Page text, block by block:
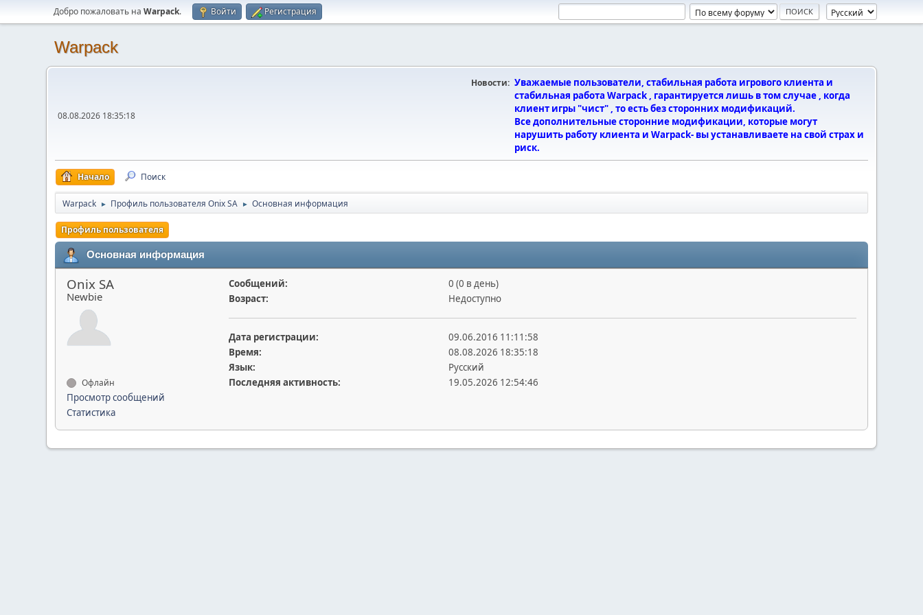
Добро пожаловать наWarpack. Войти Регистрация
Warpack
08.08.2026 18:35:18
Новости: Уважаемые пользователи, стабильная работа игрового клиента и
стабильная работа Warpack , гарантируется лишь в том случае , когда
клиент игры "чист" , то есть без сторонних модификаций.
Все дополнительные сторонние модификации, которые могут
нарушить работу клиента и Warpack- вы устанавливаете на свой страх и
риск.
Начало Поиск
Warpack ► Профиль пользователя Onix SA ► Основная информация
Профиль пользователя
Основная информация
Onix SA
Newbie
Офлайн
Просмотр сообщений
Статистика
Сообщений:
0 (0 в день)
Возраст:
Недоступно
Дата регистрации:
09.06.2016 11:11:58
Время:
08.08.2026 18:35:18
Язык:
Русский
Последняя активность:
19.05.2026 12:54:46